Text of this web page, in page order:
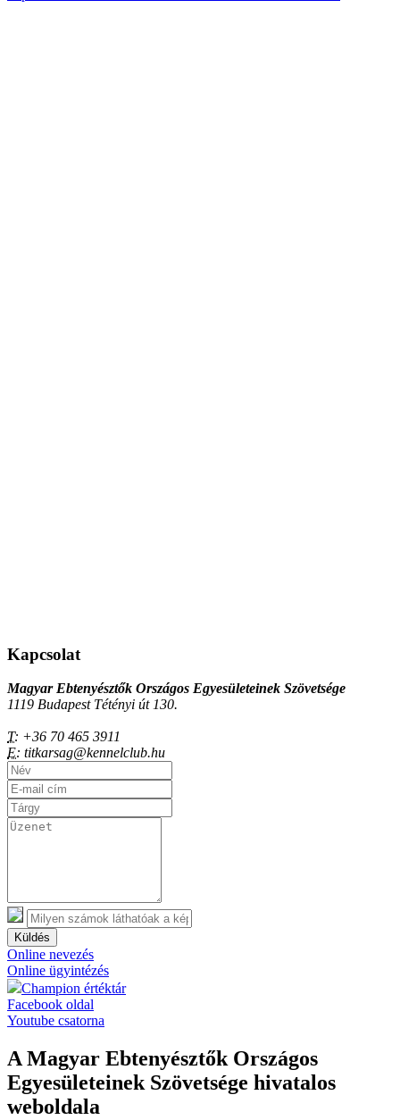
Kapcsolat
Magyar Ebtenyésztők Országos Egyesületeinek Szövetsége
1119 Budapest Tétényi út 130.
T: +36 70 465 3911
E: titkarsag@kennelclub.hu
Küldés
Online nevezés
Online ügyintézés
Champion értéktár
Facebook oldal
Youtube csatorna
A Magyar Ebtenyésztők Országos
Egyesületeinek Szövetsége hivatalos
weboldala